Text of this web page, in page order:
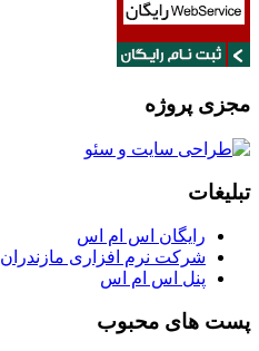
مجزی پروژه
تبلیغات
رایگان اس ام اس
شرکت نرم افزاری مازندران
پنل اس ام اس
پست های محبوب